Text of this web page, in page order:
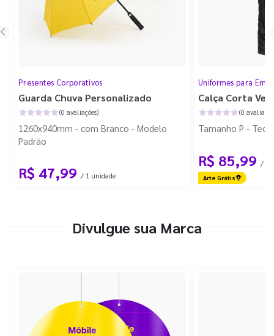
Presentes Corporativos
Guarda Chuva Personalizado
(0 avaliações)
1260x940mm - com Branco - Modelo
Padrão
R$ 47,99 / 1 unidade
Uniformes para
Calça Corta
(0
Tamanho P -
R$ 85,99 / 1
Arte Grátis
Divulgue sua Marca